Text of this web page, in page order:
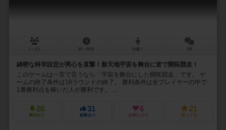
1～4人 60～90分 14歳～ 2件
綿密な科学設定が男心を直撃！新天地宇宙を舞台に皆で開拓競走！
このゲームは一言で言うなら「宇宙を舞台にした開拓競走」です。 ゲ
ームの終了条件は16ラウンドの終了。 勝利条件は全プレイヤーの中で
1番勝利点を稼いだ人が勝利です。 ...
20
興味あり
31
経験あり
6
お気に入り
21
持ってる